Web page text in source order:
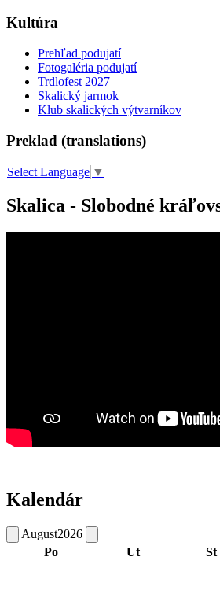
Kultúra
Prehľad podujatí
Fotogaléria podujatí
Trdlofest 2027
Skalický jarmok
Klub skalických výtvarníkov
Preklad (translations)
Select Language ▼
Skalica - Slobodné
Kalendár
August2026
Po
Ut St